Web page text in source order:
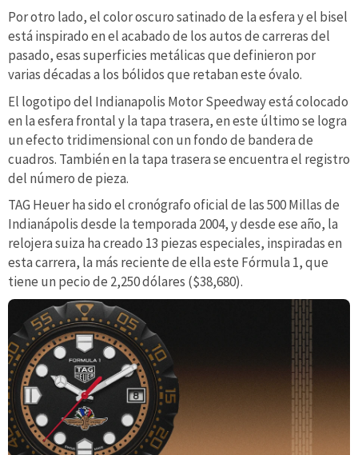
Por otro lado, el color oscuro satinado de la esfera y el bisel
está inspirado en el acabado de los autos de carreras del
pasado, esas superficies metálicas que definieron por
varias décadas a los bólidos que retaban este óvalo.
El logotipo del Indianapolis Motor Speedway está colocado
en la esfera frontal y la tapa trasera, en este último se logra
un efecto tridimensional con un fondo de bandera de
cuadros. También en la tapa trasera se encuentra el registro
del número de pieza.
TAG Heuer ha sido el cronógrafo oficial de las 500 Millas de
Indianápolis desde la temporada 2004, y desde ese año, la
relojera suiza ha creado 13 piezas especiales, inspiradas en
esta carrera, la más reciente de ella este Fórmula 1, que
tiene un pecio de 2,250 dólares ($38,680).